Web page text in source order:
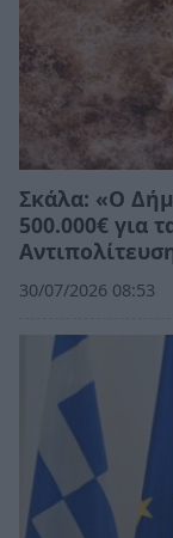
Σκάλα: «Ο
500.000€ για
30/07/2026 08:53